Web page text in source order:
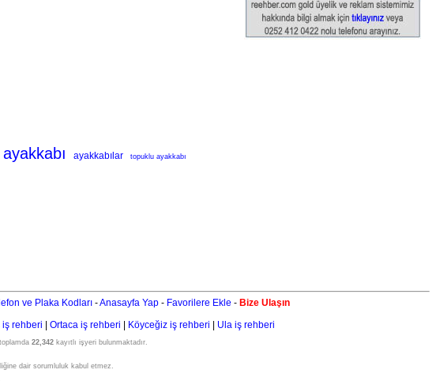
ayakkabılar topuklu ayakkabı
ve Plaka Kodları -Anasayfa Yap - Favorilere Ekle - Bize Ulaşın
iş rehberi Ortaca iş rehberi Köyceğiz iş rehberi Ula iş rehberi
22,342kayıtlı işyeri bulunmaktadır.
dair sorumluluk kabul etmez.